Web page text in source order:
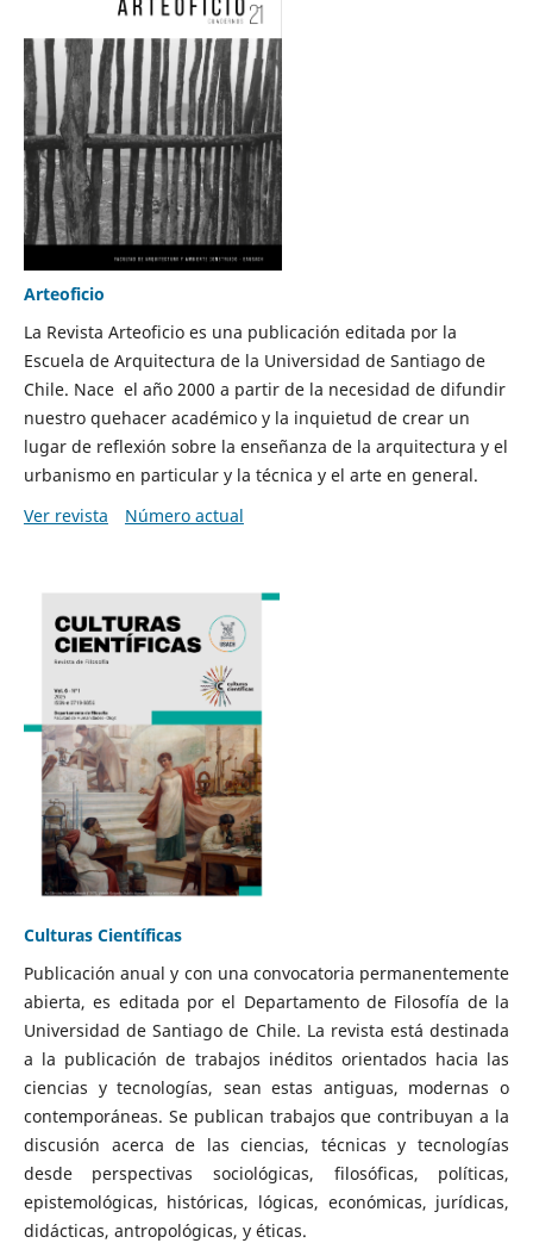
Arteoficio
La Revista Arteoficio es una publicación editada por la
Escuela de Arquitectura de la Universidad de Santiago de
Chile. Nace el año 2000 a partir de la necesidad de difundir
nuestro quehacer académico y la inquietud de crear un
lugar de reflexión sobre la enseñanza de la arquitectura y el
urbanismo en particular y la técnica y el arte en general.
Ver revista
Número actual
Culturas Científicas
Publicación anual y con una convocatoria permanentemente
abierta, es editada por el Departamento de Filosofía de la
Universidad de Santiago de Chile. La revista está destinada
a la publicación de trabajos inéditos orientados hacia las
ciencias y tecnologías, sean estas antiguas, modernas o
contemporáneas. Se publican trabajos que contribuyan a la
discusión acerca de las ciencias, técnicas y tecnologías
desde perspectivas sociológicas, filosóficas, políticas,
epistemológicas, históricas, lógicas, económicas, jurídicas,
didácticas, antropológicas, y éticas.